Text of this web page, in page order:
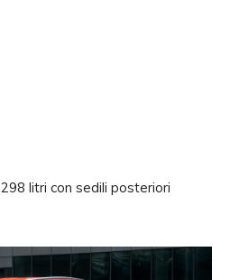
litri con sedili posteriori